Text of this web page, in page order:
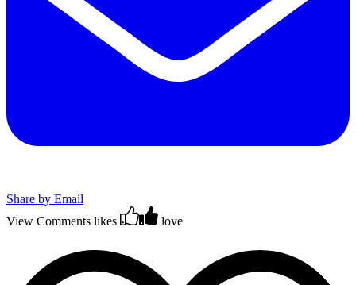
Share by Email
View Comments likes love